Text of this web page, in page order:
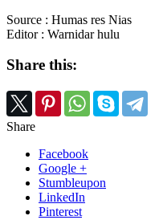
Source : Humas res Nias
Editor : Warnidar hulu
Share this:
Share
Facebook
Google +
Stumbleupon
LinkedIn
Pinterest